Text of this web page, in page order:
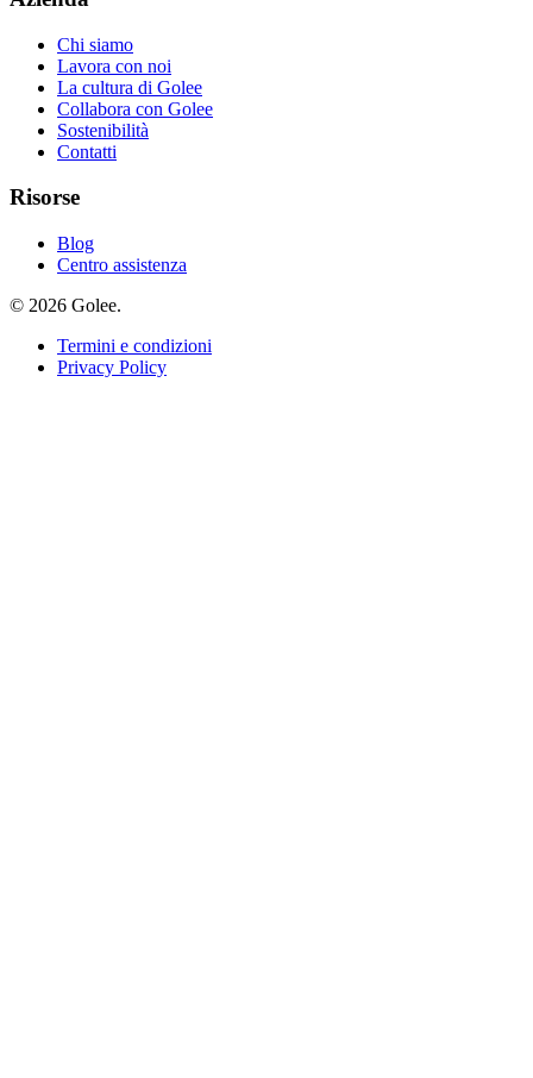
Chi siamo
Lavora con noi
La cultura di Golee
Collabora con Golee
Sostenibilità
Contatti
Risorse
Blog
Centro assistenza
© 2026 Golee.
Termini e condizioni
Privacy Policy